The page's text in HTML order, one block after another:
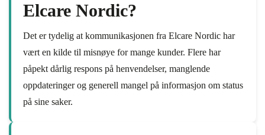
Elcare Nordic?
Det er tydelig at kommunikasjonen fra Elcare Nordic har
vært en kilde til misnøye for mange kunder. Flere har
påpekt dårlig respons på henvendelser, manglende
oppdateringer og generell mangel på informasjon om status
på sine saker.